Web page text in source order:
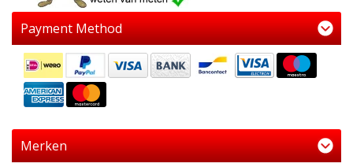
Payment Method
Merken